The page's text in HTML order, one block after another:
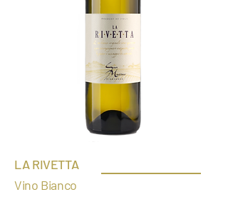
LA RIVETTA
Vino Bianco